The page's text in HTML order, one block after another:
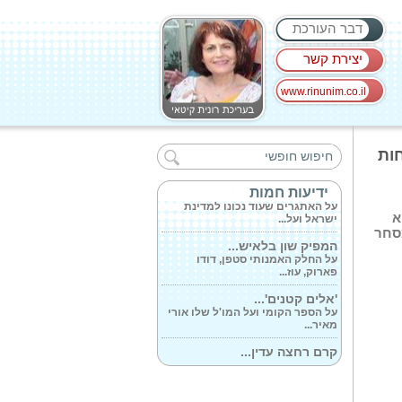
דבר העורכת
יצירת קשר
www.rinunim.co.il
ידיעות חמות
עם הגעתה למלר'ד ילדים במרכז
הרפואי בני...
מה יהיה עתיד...
על האתגרים שעוד נכונו למדינת
ישראל ועל...
המפיק שון בלאיש...
על החלק האמנותי סטפן, דודו
פארוק, עוז...
'אלים קטנים'...
על הספר הקומי ועל המו'ל שלו אורי
מאיר...
קרם רחצה עדין...
עם השינויים התכופים במזג האויר.